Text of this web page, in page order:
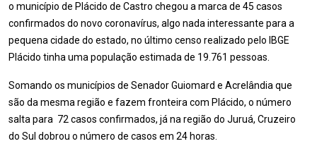
o município de Plácido de Castro chegou a marca de 45 casos
confirmados do novo coronavírus, algo nada interessante para a
pequena cidade do estado, no último censo realizado pelo IBGE
Plácido tinha uma população estimada de 19.761 pessoas
Somando os municípios de Senador Guiomard e Acrelândia que
são da mesma região e fazem fronteira com Plácido, o número
salta para 72 casos confirmados, já na região do Juruá, Cruzeiro
do Sul dobrou o número de casos em 24 horas.